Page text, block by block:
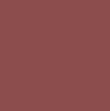
neuem Tab (externer
in neuem Tab
– öffnet in neuem
in neuem Tab (externer